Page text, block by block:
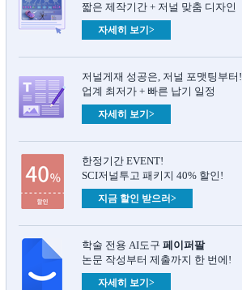
짧은 제작기간 + 저널 맞춤 디자인
자세히 보기>
저널게재 성공은, 저널 포맷팅부터!
업계 최저가 + 빠른 납기 일정
자세히 보기>
한정기간 EVENT!
SCI저널투고 패키지 40% 할인!
지금 할인 받으러>
학술 전용 AI도구 페이퍼팔
논문 작성부터 제출까지 한 번에!
자세히 보기>